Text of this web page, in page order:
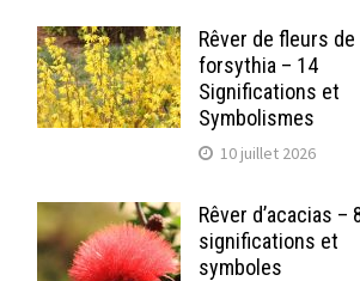
Rêver de fleurs de
forsythia – 14
Significations et
Symbolismes
10 juillet 2026
Rêver d’acacias –
significations et
symboles